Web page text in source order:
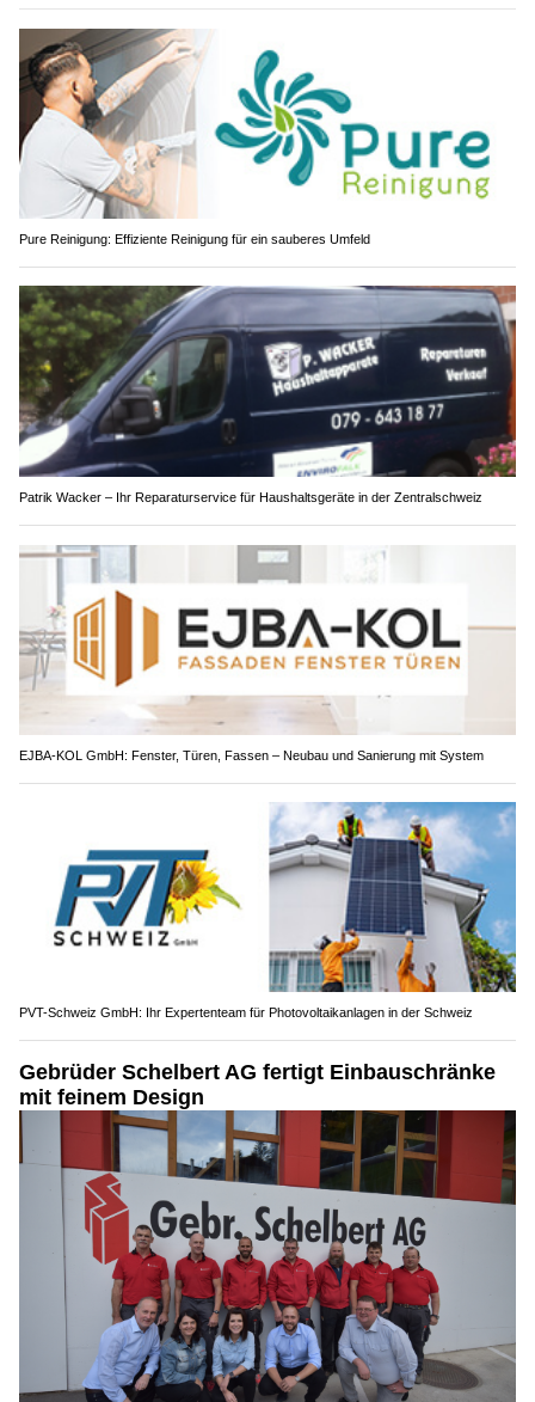
Pure Reinigung: Effiziente Reinigung für ein sauberes Umfeld
Patrik Wacker – Ihr Reparaturservice für Haushaltsgeräte in der Zentralschweiz
EJBA-KOL GmbH: Fenster, Türen, Fassen – Neubau und Sanierung mit System
PVT-Schweiz GmbH: Ihr Expertenteam für Photovoltaikanlagen in der Schweiz
Gebrüder Schelbert AG fertigt Einbauschränke
mit feinem Design